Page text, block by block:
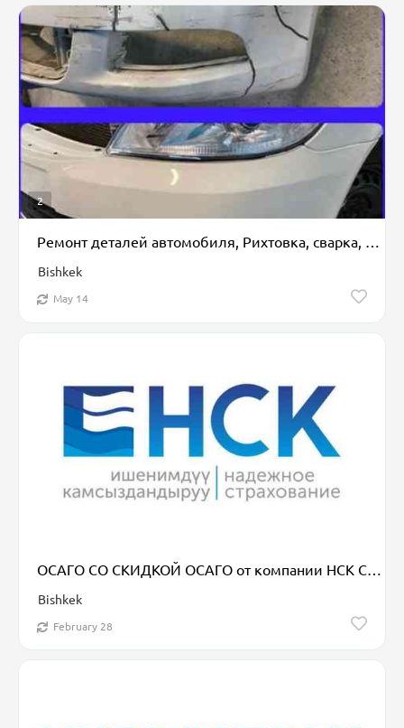
2
Ремонт деталей автомобиля, Рихтовка, сварка, покраска, без выезда
Bishkek
May 14
Bishkek
February 28